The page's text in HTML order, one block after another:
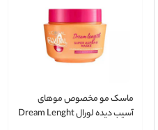
ماسک مو مخصوص موهای
آسیب دیده لورال Dream Lenght